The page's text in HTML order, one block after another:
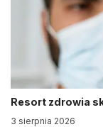
Resort zdrowia
3 sierpnia 2026